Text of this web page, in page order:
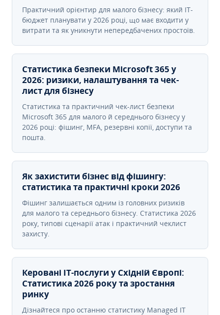
Практичний орієнтир для малого бізнесу: який IT-
бюджет планувати у 2026 році, що має входити у
витрати та як уникнути непередбачених простоїв.
Статистика безпеки Microsoft 365 у
2026: ризики, налаштування та чек-
лист для бізнесу
Статистика та практичний чек-лист безпеки
Microsoft 365 для малого й середнього бізнесу у
2026 році: фішинг, MFA, резервні копії, доступи та
пошта.
Як захистити бізнес від фішингу:
статистика та практичні кроки 2026
Фішинг залишається одним із головних ризиків
для малого та середнього бізнесу. Статистика 2026
року, типові сценарії атак і практичний чеклист
захисту.
Керовані ІТ-послуги у Східній Європі:
Статистика 2026 року та зростання
ринку
Дізнайтеся про останню статистику Managed IT